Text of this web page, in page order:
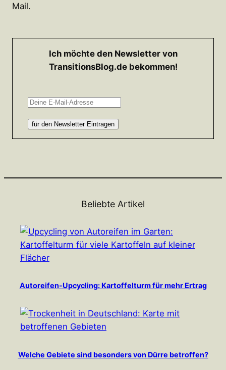
Mail.
Ich möchte den Newsletter von
TransitionsBlog.de bekommen!
Beliebte Artikel
Autoreifen-Upcycling: Kartoffelturm für mehr Ertrag
Welche Gebiete sind besonders von Dürre betroffen?